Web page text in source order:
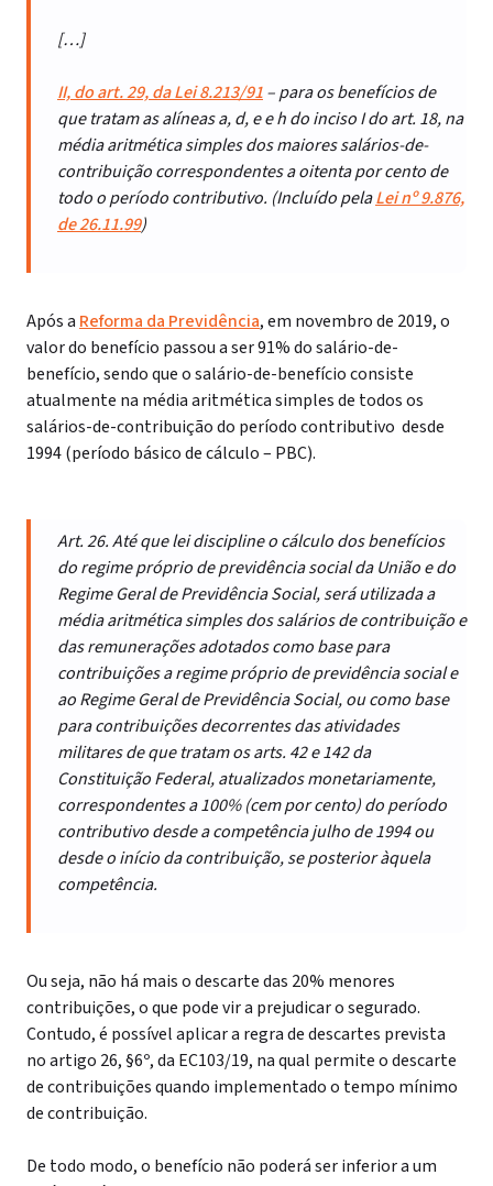
[…]
II, do art. 29, da Lei 8.213/91– para os benefícios de
que tratam as alíneas a, d, e e h do inciso I do art. 18, na
média aritmética simples dos maiores salários-de-
contribuição correspondentes a oitenta por cento de
todo o período contributivo. (Incluído pelaLei nº 9.876,
de 26.11.99)
Após a Reforma da Previdência, em novembro de 2019, o
valor do benefício passou a ser 91% do salário-de-
benefício, sendo que o salário-de-benefício consiste
atualmente na média aritmética simples de todos os
salários-de-contribuição do período contributivo desde
1994 (período básico de cálculo – PBC).
Art. 26. Até que lei discipline o cálculo dos benefícios
do regime próprio de previdência social da União e do
Regime Geral de Previdência Social, será utilizada a
média aritmética simples dos salários de contribuição e
das remunerações adotados como base para
contribuições a regime próprio de previdência social e
ao Regime Geral de Previdência Social, ou como base
para contribuições decorrentes das atividades
militares de que tratam os arts. 42 e 142 da
Constituição Federal, atualizados monetariamente,
correspondentes a 100% (cem por cento) do período
contributivo desde a competência julho de 1994 ou
desde o início da contribuição, se posterior àquela
competência.
Ou seja, não há mais o descarte das 20% menores
contribuições, o que pode vir a prejudicar o segurado.
Contudo, é possível aplicar a regra de descartes prevista
no artigo 26, §6º, da EC103/19, na qual permite o descarte
de contribuições quando implementado o tempo mínimo
de contribuição.
De todo modo, o benefício não poderá ser inferior a um